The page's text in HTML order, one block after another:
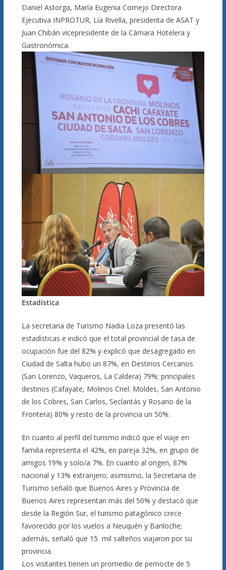
Daniel Astorga, María Eugenia Cornejo Directora
Ejecutiva INPROTUR, Lía Rivella, presidenta de ASAT y
Juan Chibán vicepresidente de la Cámara Hotelera y
Gastronómica.
Estadística
La secretaria de Turismo Nadia Loza presentó las
estadísticas e indicó que el total provincial de tasa de
ocupación fue del 82% y explicó que desagregado en
Ciudad de Salta hubo un 87%, en Destinos Cercanos
(San Lorenzo, Vaqueros, La Caldera) 79%; principales
destinos (Cafayate, Molinos Cnel. Moldes, San Antonio
de los Cobres, San Carlos, Seclantás y Rosario de la
Frontera) 80% y resto de la provincia un 50%.
En cuanto al perfil del turismo indicó que el viaje en
familia representa el 42%, en pareja 32%, en grupo de
amigos 19% y solo/a 7%. En cuanto al origen, 87%
nacional y 13% extranjero; asimismo, la Secretaria de
Turismo señaló que Buenos Aires y Provincia de
Buenos Aires representan más del 50% y destacó que
desde la Región Sur, el turismo patagónico crece
favorecido por los vuelos a Neuquén y Bariloche;
además, señaló que 15 mil salteños viajaron por su
provincia.
Los visitantes tienen un promedio de pernocte de 5